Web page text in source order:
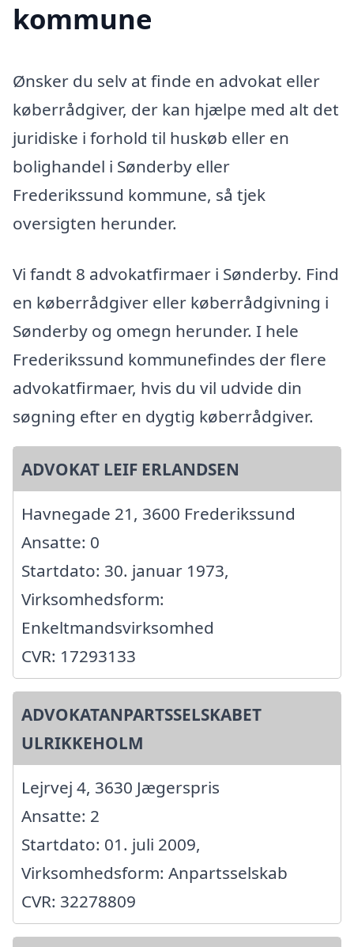
kommune
Ønsker du selv at finde en advokat eller
køberrådgiver, der kan hjælpe med alt det
juridiske i forhold til huskøb eller en
bolighandel i Sønderby eller
Frederikssund kommune, så tjek
oversigten herunder.
Vi fandt 8 advokatfirmaer i Sønderby. Find
en køberrådgiver eller køberrådgivning i
Sønderby og omegn herunder. I hele
Frederikssund kommunefindes der flere
advokatfirmaer, hvis du vil udvide din
søgning efter en dygtig køberrådgiver.
ADVOKAT LEIF ERLANDSEN
Havnegade 21, 3600 Frederikssund
Ansatte: 0
Startdato: 30. januar 1973,
Virksomhedsform:
Enkeltmandsvirksomhed
CVR: 17293133
ADVOKATANPARTSSELSKABET
ULRIKKEHOLM
Lejrvej 4, 3630 Jægerspris
Ansatte: 2
Startdato: 01. juli 2009,
Virksomhedsform: Anpartsselskab
CVR: 32278809